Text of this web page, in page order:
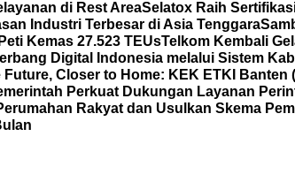
di Rest AreaSelatox Raih
Industri Terbesar di Asia Tenggara
Kemas 27.523 TEUsTelkom Kembali
Digital Indonesia melalui Sistem
Future, Closer to Home: KEK ETKI
Perkuat Dukungan Layanan
Rakyat dan Usulkan Skema